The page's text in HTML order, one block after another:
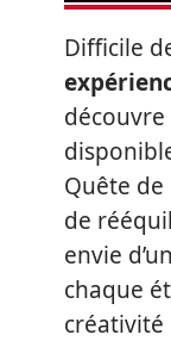
Difficile
Quête
de
envie
chaque